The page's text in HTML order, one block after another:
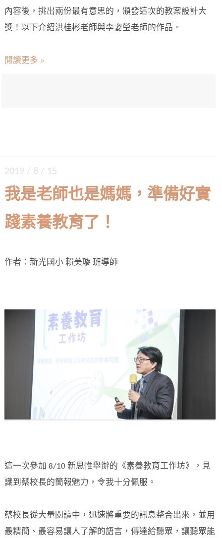
內容後，挑出兩份最有意思的，頒發這次的教案設計大
獎！以下介紹洪桂彬老師與李姿瑩老師的作品。
閱讀更多 »
2019 / 8 / 15
我是老師也是媽媽，準備好實
踐素養教育了！
作者：新光國小 賴美璇 班導師
這一次參加 8/10 新思惟舉辦的《素養教育工作坊》，見
識到蔡校長的簡報魅力，令我十分佩服。
蔡校長從大量閱讀中，迅速將重要的訊息整合出來，並用
最精簡、最容易讓人了解的語言，傳達給聽眾，讓聽眾能